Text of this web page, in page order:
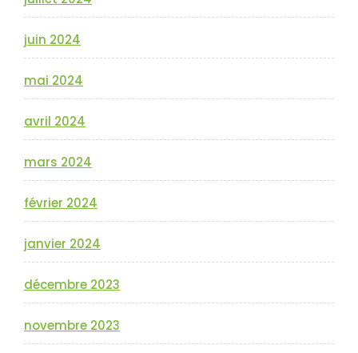
juin 2024
mai 2024
avril 2024
mars 2024
février 2024
janvier 2024
décembre 2023
novembre 2023